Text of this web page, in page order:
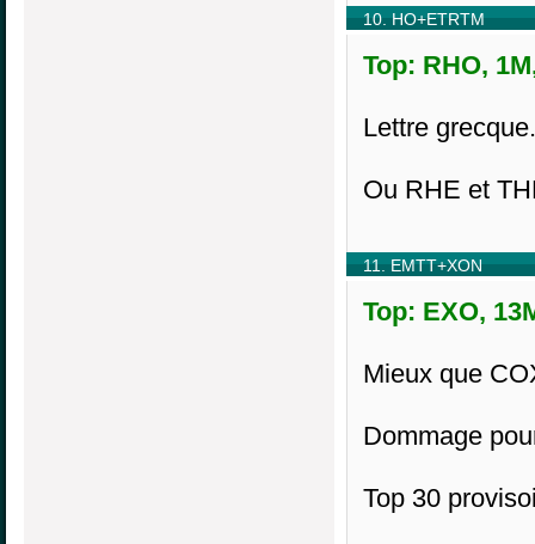
10. HO+ETRTM
Top: RHO,
Lettre grecque.
Ou RHE et
11. EMTT+XON
Top: EXO,
Mieux que
Dommage
Top 30